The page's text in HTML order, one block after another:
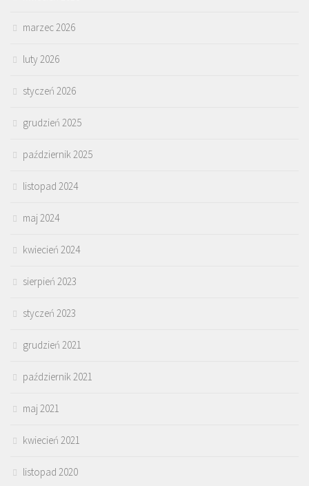
marzec 2026
luty 2026
styczeń 2026
grudzień 2025
październik 2025
listopad 2024
maj 2024
kwiecień 2024
sierpień 2023
styczeń 2023
grudzień 2021
październik 2021
maj 2021
kwiecień 2021
listopad 2020